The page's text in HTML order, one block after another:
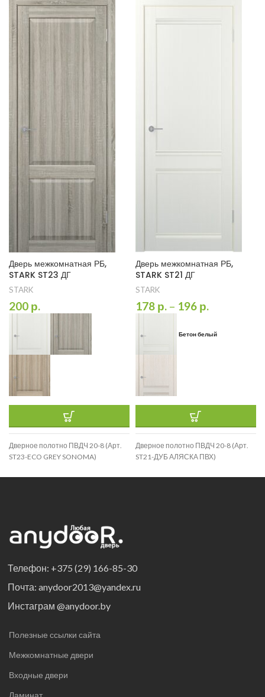
Дверь межкомнатная РБ,
STARK ST23 ДГ
STARK
200 р.
Дверное полотно ПВДЧ 20-8 (Арт.
ST23-ECO GREY SONOMA)
Дверь межкомнатная РБ,
STARK ST21 ДГ
STARK
178 р. – 196 р.
Бетон белый
Дверное полотно ПВДЧ 20-8 (Арт.
ST21-ДУБ АЛЯСКА ПВХ)
Телефон: +375 (29) 166-85-30
Почта: anydoor2013@yandex.ru
Инстаграм @anydoor.by
Полезные ссылки сайта
Межкомнатные двери
Входные двери
Ламинат